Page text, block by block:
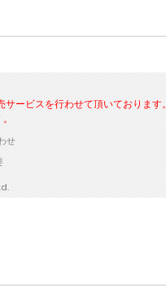
ービスを行わせて頂いております。
せ